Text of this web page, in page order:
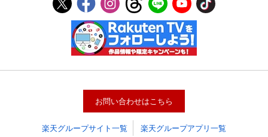
会員情報
決済方法変更 決済方法の変更が可能です。
お問い合わせはこちら
楽天グループサイト一覧 楽天グループアプリ一覧